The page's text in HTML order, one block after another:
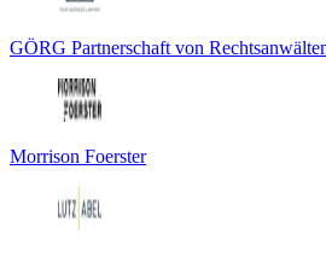
GÖRG Partnerschaft von
Morrison Foerster